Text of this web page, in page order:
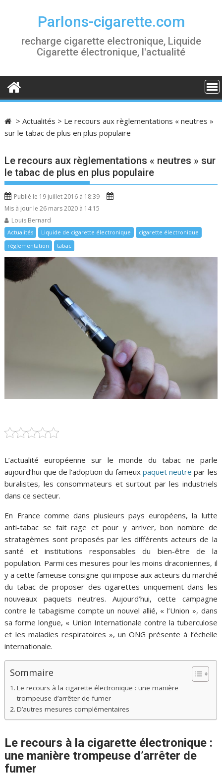
c
n
Parlons-cigarette.com
recharge cigarette electronique, Liquide
Cigarette électronique, l'actualité
>Actualités > Le recours aux règlementations « neutres »
sur le tabac de plus en plus populaire
Le recours aux règlementations « neutres » sur
le tabac de plus en plus populaire
Publié le 19 juillet 2016 à 18:39
Mis à jour le 26 mars 2020 à 14:15
Louis Bernard
Actualités Liquide de cigarette électronique
cigarette électronique
règlementation
tabac
L’actualité européenne sur le monde du tabac ne parle
aujourd’hui que de l’adoption du fameux paquet neutre par les
buralistes, les consommateurs et surtout par les industriels
dans ce secteur.
En France comme dans plusieurs pays européens, la lutte
anti-tabac se fait rage et pour y arriver, bon nombre de
stratagèmes sont proposés par les différents acteurs de la
santé et institutions responsables du bien-être de la
population. Parmi ces mesures pour les moins draconiennes, il
y a cette fameuse consigne qui impose aux acteurs du marché
du tabac de proposer des cigarettes uniquement dans les
nouveaux paquets neutres. Aujourd’hui, cette campagne
contre le tabagisme compte un nouvel allié, « l’Union », dans
sa forme longue, « Union Internationale contre la tuberculose
et les maladies respiratoires », un ONG présente à l’échelle
internationale.
Sommaire
Le recours à la cigarette électronique : une manière
trompeuse d’arrêter de fumer
D’autres mesures complémentaires
Le recours à la cigarette électronique :
une manière trompeuse d’arrêter de
fumer